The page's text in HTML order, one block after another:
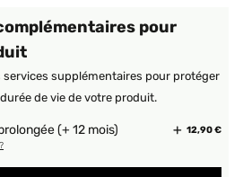
pour
services supplémentaires pour protéger
de vie de votre produit.
(+ 12 mois) 12,90 €